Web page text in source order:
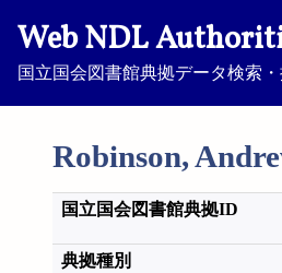
Web NDL
国立国会図書館典拠データ検索
Robinson,
国立国会図書館典拠ID
典拠種別